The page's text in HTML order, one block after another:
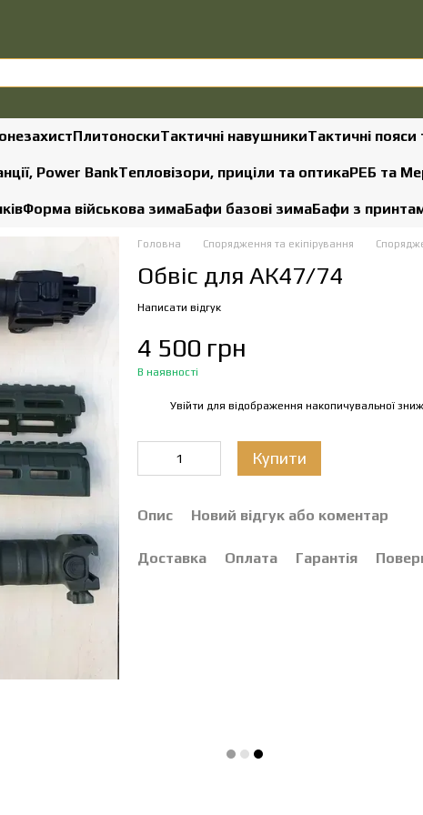
ПлитоноскиТактичні навушникиТактичні пояси
Power BankТепловізори, приціли та оптикаРЕБ та
Форма військова зимаБафи базові зимаБафи з
Головна Спорядження та екіпірування
Обвіс для АК47/74
Написати відгук
4 500 грн
В наявності
Увійти для відображення накопичувальної
Купити
Опис Новий відгук або коментар
Доставка Оплата Гарантія